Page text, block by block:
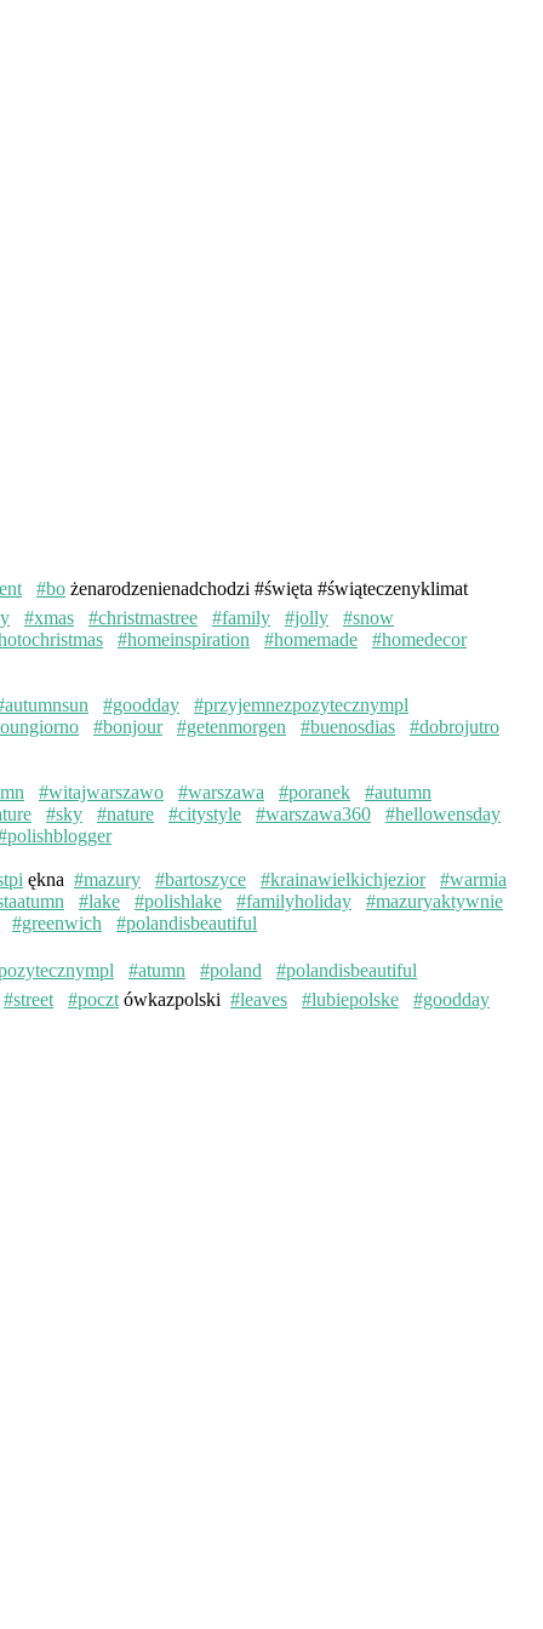
#bo żenarodzenienadchodzi #święta #świąteczenyklimat
#xmas #christmastree #family #jolly
#snow
#homeinspiration #homemade
#homedecor
#goodday
#przyjemnezpozytecznympl
#bonjour #getenmorgen #buenosdias
#dobrojutro
#witajwarszawo #warszawa #poranek
#autumn
#sky #nature #citystyle #warszawa360
#hellowensday
ękna #mazury #bartoszyce #krainawielkichjezior
#warmia
#lake #polishlake #familyholiday
#mazuryaktywnie
#greenwich #polandisbeautiful
#atumn #poland
#polandisbeautiful
#street #poczt ówkazpolski #leaves #lubiepolske
#goodday